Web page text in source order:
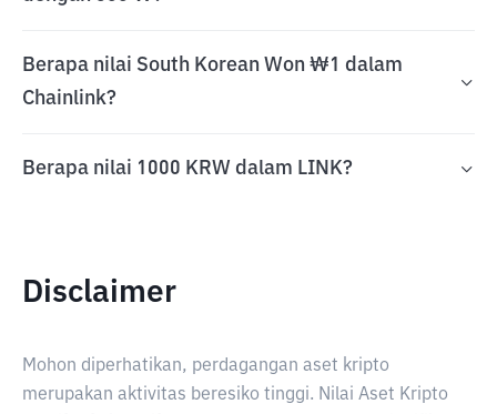
Berapa nilai South Korean Won ₩1 dalam
Chainlink?
Berapa nilai 1000 KRW dalam LINK?
Disclaimer
Mohon diperhatikan, perdagangan aset kripto
merupakan aktivitas beresiko tinggi. Nilai Aset Kripto